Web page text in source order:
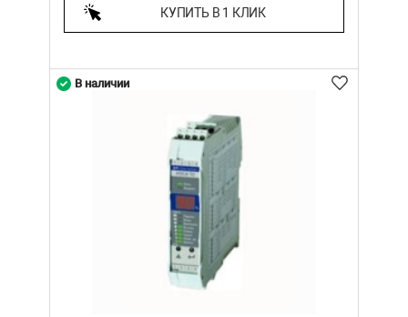
КУПИТЬ В 1 КЛИК
В наличии